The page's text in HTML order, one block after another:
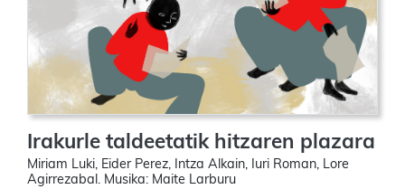
Irakurle taldeetatik hitzaren plazara
Miriam Luki, Eider Perez, Intza Alkain, Iuri Roman, Lore
Agirrezabal. Musika: Maite Larburu